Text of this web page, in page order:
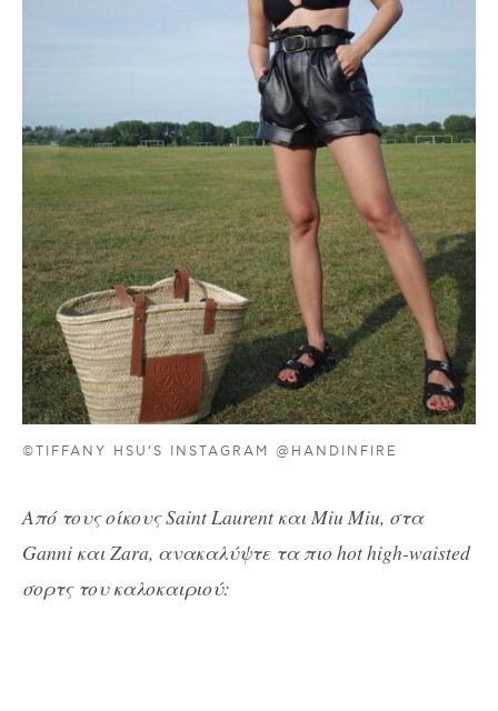
©TIFFANY HSU’S INSTAGRAM @HANDINFIRE
Από τους οίκους Saint Laurent και Miu Miu, στα
Ganni και Zara, ανακαλύψτε τα πιο hot high-waisted
σορτς του καλοκαιριού: